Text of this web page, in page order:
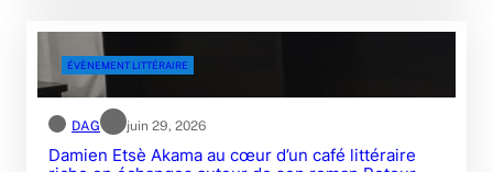
ÉVÈNEMENT LITTÉRAIRE
DAG juin 29, 2026
Damien Etsè Akama au cœur d’un café littéraire